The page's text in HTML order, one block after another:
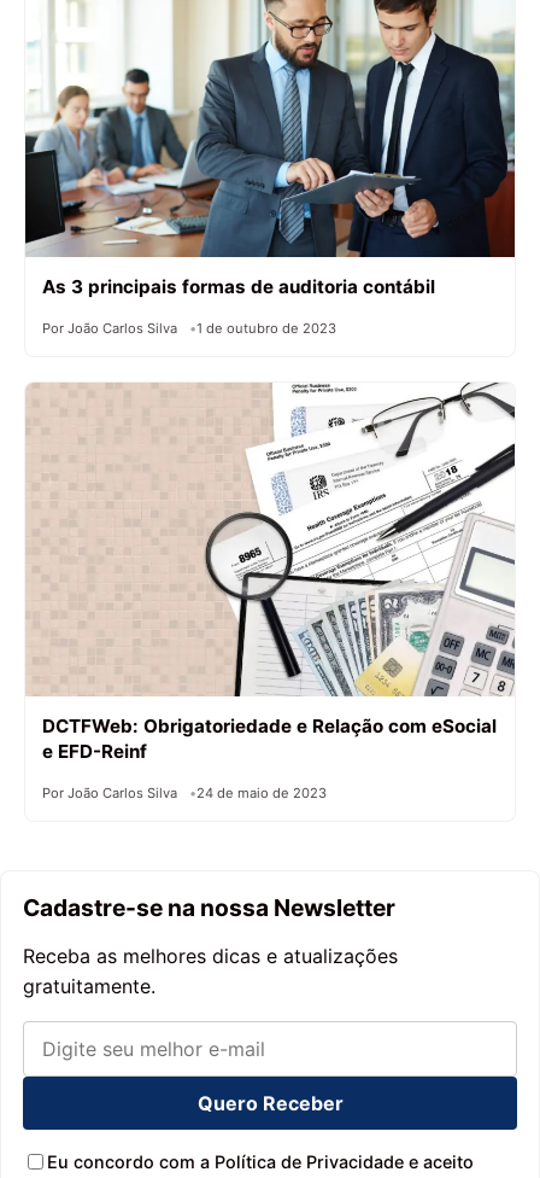
As 3 principais formas de auditoria contábil
Por João Carlos Silva 1 de outubro de 2023
DCTFWeb: Obrigatoriedade e Relação com eSocial
e EFD-Reinf
Por João Carlos Silva 24 de maio de 2023
Cadastre-se na nossa Newsletter
Receba as melhores dicas e atualizações
gratuitamente.
Quero Receber
Eu concordo com a Política de Privacidade e aceito